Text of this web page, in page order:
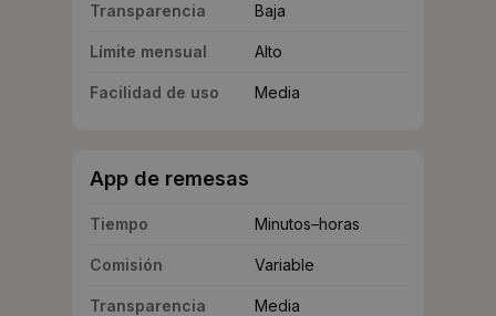
Transparencia Baja
Límite mensual Alto
Facilidad de uso Media
App de remesas
Tiempo Minutos–horas
Comisión Variable
Transparencia Media